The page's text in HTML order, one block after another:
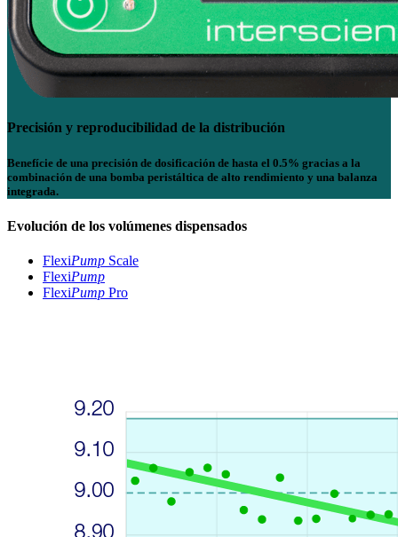
Precisión y reproducibilidad de la distribución
Benefície de una precisión de dosificación de hasta el 0.5% gracias a la
combinación de una bomba peristáltica de alto rendimiento y una balanza
integrada.
Evolución de los volúmenes dispensados
FlexiPump Scale
FlexiPump
FlexiPump Pro